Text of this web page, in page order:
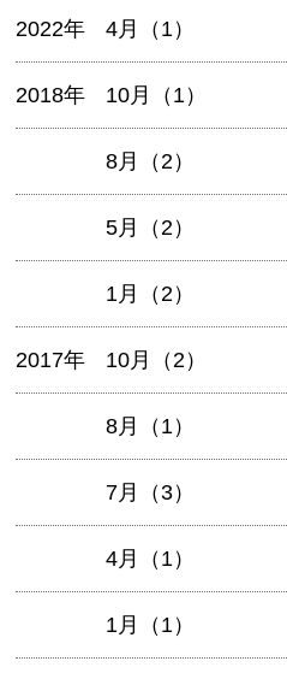
2022年 4月（1）
2018年 10月（1）
8月（2）
5月（2）
1月（2）
2017年 10月（2）
8月（1）
7月（3）
4月（1）
1月（1）